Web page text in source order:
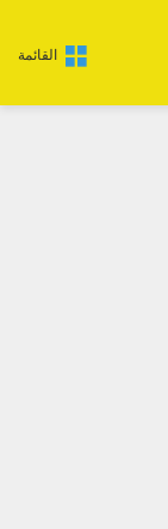
القائمة